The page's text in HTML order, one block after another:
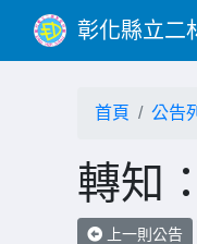
彰化縣立二
首頁 公告
轉知
上一則公告